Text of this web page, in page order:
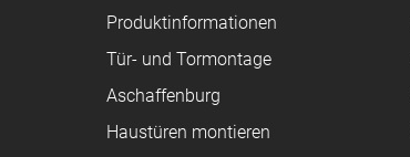
Produktinformationen
Tür- und Tormontage
Aschaffenburg
Haustüren montieren